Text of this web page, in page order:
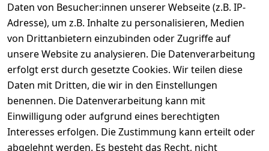
Daten von Besucher:innen unserer Webseite (z.B. IP-
Adresse), um z.B. Inhalte zu personalisieren, Medien
von Drittanbietern einzubinden oder Zugriffe auf
unsere Website zu analysieren. Die Datenverarbeitung
erfolgt erst durch gesetzte Cookies. Wir teilen diese
Daten mit Dritten, die wir in den Einstellungen
benennen. Die Datenverarbeitung kann mit
Einwilligung oder aufgrund eines berechtigten
Interesses erfolgen. Die Zustimmung kann erteilt oder
abgelehnt werden. Es besteht das Recht, nicht
Informationen
Mein Konto